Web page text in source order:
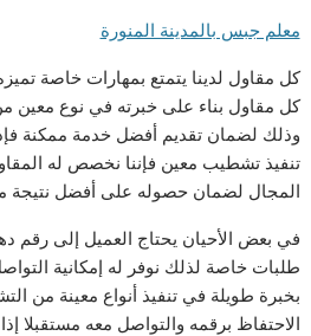
معلم جبس بالمدينة المنورة
كل مقاول لدينا يتمتع بمهارات خاصة
كل مقاول بناء على خبرته في نوع معين
وذلك لضمان تقديم أفضل خدمة ممكنة
تنفيذ تشطيب معين فإننا نخصص له
المجال لضمان حصوله على أفضل نتيجة
في بعض الأحيان يحتاج العميل إلى رقم
طلبات خاصة لذلك نوفر له إمكانية
بخبرة طويلة في تنفيذ أنواع معينة من
الاحتفاظ برقمه والتواصل معه مستقبلا